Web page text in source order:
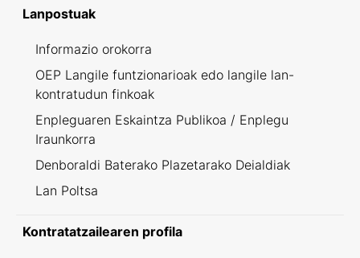
Lanpostuak
Informazio orokorra
OEP Langile funtzionarioak edo langile lan-
kontratudun finkoak
Enpleguaren Eskaintza Publikoa / Enplegu
Iraunkorra
Denboraldi Baterako Plazetarako Deialdiak
Lan Poltsa
Kontratatzailearen profila